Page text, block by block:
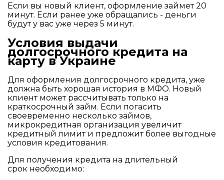
Если вы новый клиент, оформление займет 20
минут. Если ранее уже обращались - деньги
будут у вас уже через 5 минут.
Условия выдачи
долгосрочного кредита на
карту в Украине
Для оформления долгосрочного кредита, уже
должна быть хорошая история в МФО. Новый
клиент может рассчитывать только на
краткосрочный займ. Если погасить
своевременно несколько займов,
микрокредитная организация увеличит
кредитный лимит и предложит более выгодные
условия кредитования.
Для получения кредита на длительный
срок необходимо: